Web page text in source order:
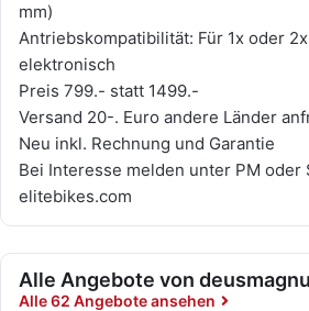
mm)
Antriebskompatibilität: Für 1x oder
elektronisch
Preis 799.- statt 1499.-
Versand 20-. Euro andere Länder
Neu inkl. Rechnung und Garantie
Bei Interesse melden unter PM oder
elitebikes.com
Alle Angebote von
Alle 62 Angebote ansehen